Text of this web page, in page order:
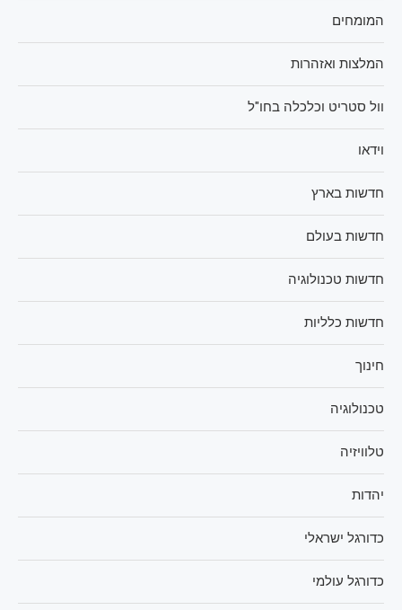
המומחים
המלצות ואזהרות
וול סטריט וכלכלה בחו"ל
וידאו
חדשות בארץ
חדשות בעולם
חדשות טכנולוגיה
חדשות כלליות
חינוך
טכנולוגיה
טלוויזיה
יהדות
כדורגל ישראלי
כדורגל עולמי